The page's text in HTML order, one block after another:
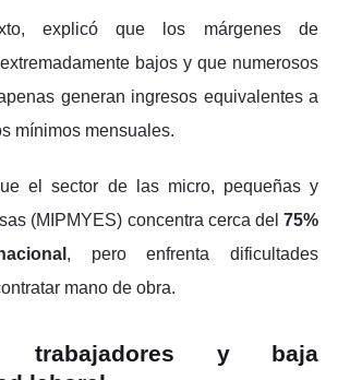
explicó que los márgenes de
bajos y que numerosos
generan ingresos equivalentes a
mínimos mensuales.
el sector de las micro, pequeñas y
(MIPMYES) concentra cerca del 75%
, pero enfrenta dificultades
mano de obra.
trabajadores y baja